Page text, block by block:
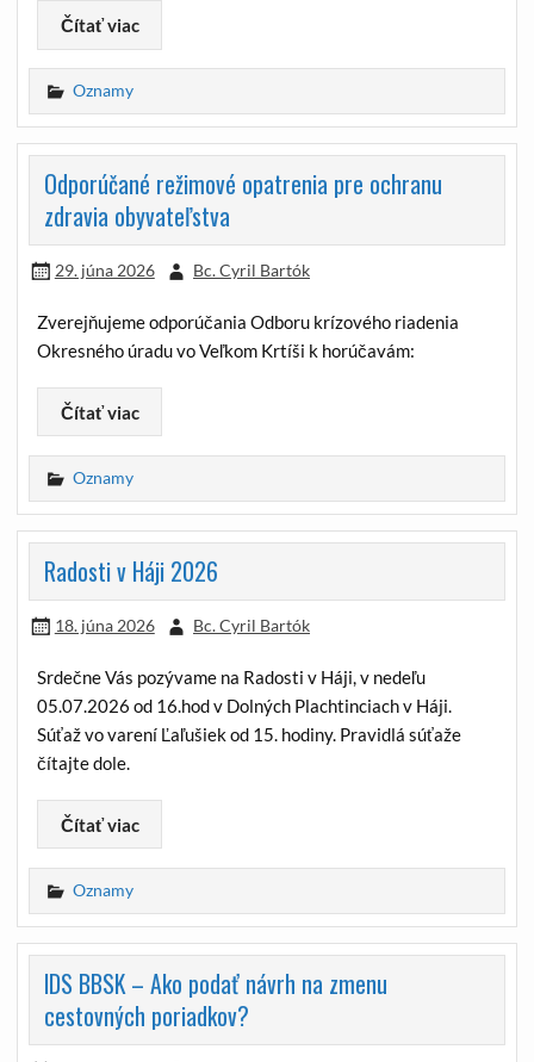
Čítať viac
Oznamy
Odporúčané režimové opatrenia pre ochranu
zdravia obyvateľstva
29. júna 2026 Bc. Cyril Bartók
Zverejňujeme odporúčania Odboru krízového riadenia
Okresného úradu vo Veľkom Krtíši k horúčavám:
Čítať viac
Oznamy
Radosti v Háji 2026
18. júna 2026 Bc. Cyril Bartók
Srdečne Vás pozývame na Radosti v Háji, v nedeľu
05.07.2026 od 16.hod v Dolných Plachtinciach v Háji.
Súťaž vo varení Ľaľušiek od 15. hodiny. Pravidlá súťaže
čítajte dole.
Čítať viac
Oznamy
IDS BBSK – Ako podať návrh na zmenu
cestovných poriadkov?